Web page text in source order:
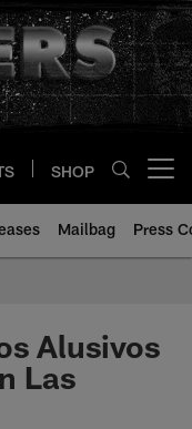
SHOP
Mailbag Press
Alusivos
Las